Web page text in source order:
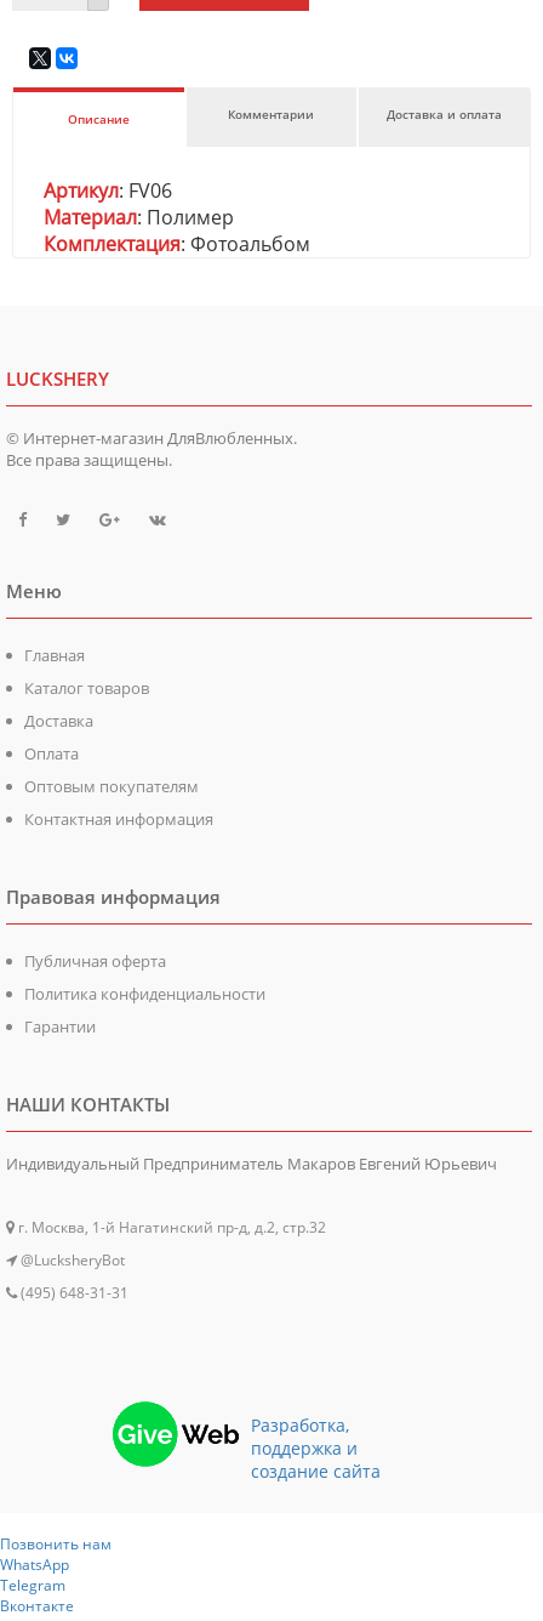
Описание Комментарии Доставка и оплата
Артикул: FV06
Материал: Полимер
Комплектация: Фотоальбом
LUCKSHERY
© Интернет-магазин ДляВлюбленных.
Все права защищены.
Меню
Главная
Каталог товаров
Доставка
Оплата
Оптовым покупателям
Контактная информация
Правовая информация
Публичная оферта
Политика конфиденциальности
Гарантии
НАШИ КОНТАКТЫ
Индивидуальный Предприниматель Макаров Евгений Юрьевич
г. Москва, 1-й Нагатинский пр-д, д.2, стр.32
@LucksheryBot
(495) 648-31-31
Разработка,
поддержка и
создание сайта
Позвонить нам
WhatsApp
Telegram
Вконтакте